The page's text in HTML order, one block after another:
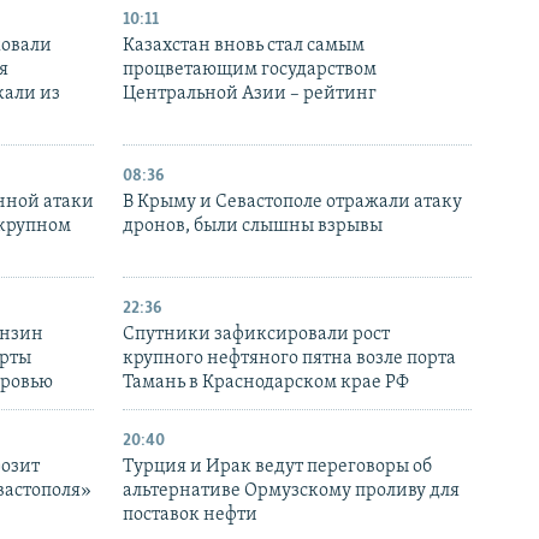
из
10:11
Казахстан вновь стал самым
процветающим государством
Центральной Азии – рейтинг
атаки
08:36
В Крыму и Севастополе отражали атаку
дронов, были слышны взрывы
22:36
Спутники зафиксировали рост
крупного нефтяного пятна возле порта
Тамань в Краснодарском крае РФ
20:40
Турция и Ирак ведут переговоры об
альтернативе Ормузскому проливу для
поставок нефти